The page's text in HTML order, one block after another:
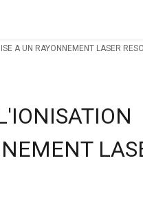
A UN RAYONNEMENT LASER